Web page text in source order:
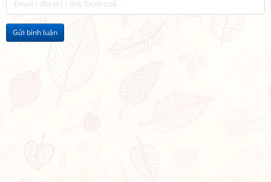
Gửi bình luận